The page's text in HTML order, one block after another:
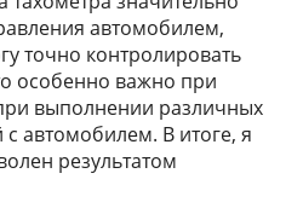
автомобилем,
точно контролировать
особенно важно при
выполнении различных
автомобилем. В итоге, я
результатом